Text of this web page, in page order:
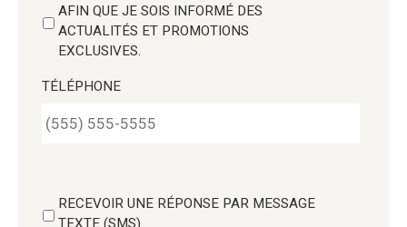
AFIN QUE JE SOIS INFORMÉ DES
ACTUALITÉS ET PROMOTIONS
EXCLUSIVES.
TÉLÉPHONE
RECEVOIR UNE RÉPONSE PAR MESSAGE
TEXTE (SMS)